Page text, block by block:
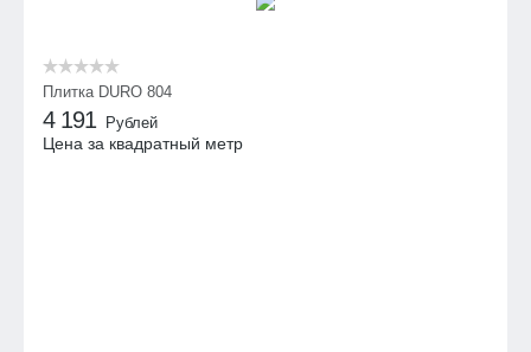
Плитка DURO 804
4 191 Рублей
Цена за квадратный метр